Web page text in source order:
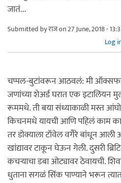
जातं...
Submitted byराजon 27 June, 2018 -
Log
चप्पल-बुटांवरून आठवलं: मी
जणांच्या शेअर्ड घरात एक इटालियन
रूममधे. ती बया संध्याकाळी मस्त
किचनमधे यायची आणि पहिलं काम
तर डोक्याला टॉवेल वगैरे बांधून आली
खांद्यावर टाकून घेऊन गेली. दुसरी
कचर्‍याचा डबा ओट्यावर ठेवायची.
धुताना सगळं सिंक पाण्याने भरून